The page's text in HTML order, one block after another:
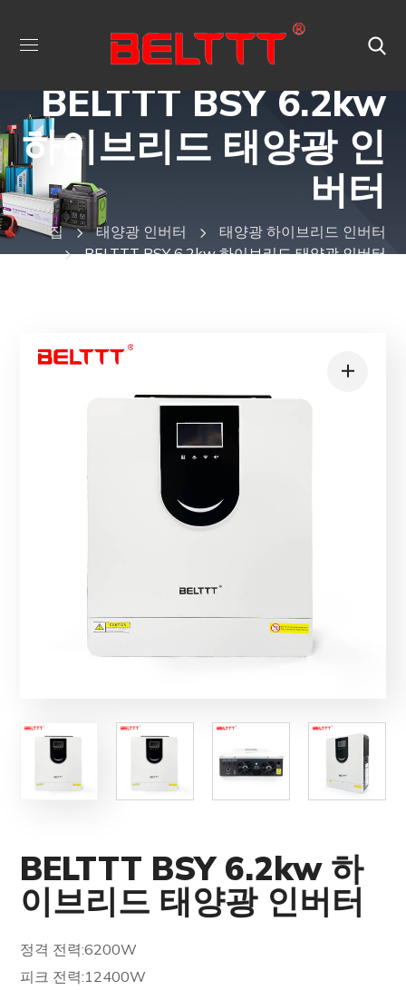
BELTTT BSY 6.2kw
하이브리드 태양광 인
버터
집 태양광 인버터
태양광 하이브리드 인버터
BELTTT BSY 6.2kw 하이브리드 태양광 인버터
BELTTT BSY 6.2kw 하
이브리드 태양광 인버터
정격 전력:6200W
피크 전력:12400W